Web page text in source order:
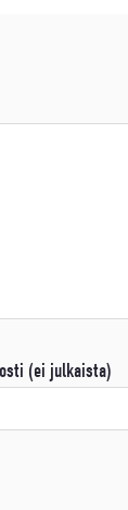
(ei julkaista)